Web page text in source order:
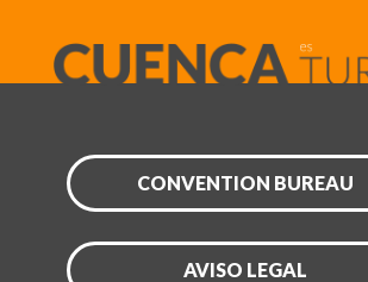
CONVENTION BUREAU
AVISO LEGAL